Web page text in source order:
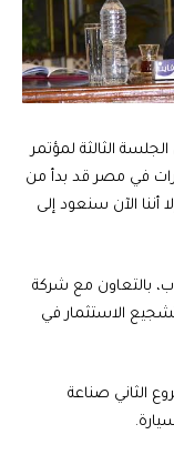
الثالثة لمؤتمر
في مصر قد بدأ من
وفي عام ٢٠١٩ توقفت، إلا أننا الآن سنعود إلى
بالتعاون مع شركة
الاستثمار في
والمشروع الثاني صناعة